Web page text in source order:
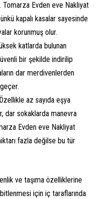
Tomarza Evden eve Nakliyat
kapalı kasalar sayesinde
korunmuş olur.
katlarda bulunan
bir şekilde indirilip
dar merdivenlerden
az sayıda eşya
dar sokaklarda manevra
Evden eve Nakliyat
fazla değilse bu tür
ve taşıma özelliklerine
için iç taraflarında